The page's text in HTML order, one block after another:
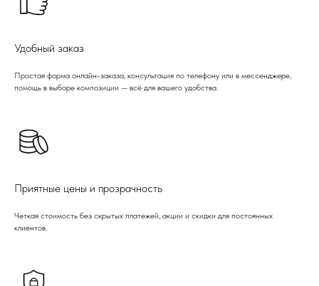
Удобный заказ
Простая форма онлайн-заказа, консультация по телефону или в мессенджере,
помощь в выборе композиции — всё для вашего удобства.
Приятные цены и прозрачность
Четкая стоимость без скрытых платежей, акции и скидки для постоянных
клиентов.